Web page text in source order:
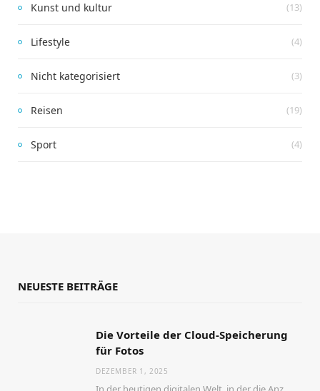
Kunst und kultur (13)
Lifestyle (4)
Nicht kategorisiert (3)
Reisen (19)
Sport (4)
NEUESTE BEITRÄGE
Die Vorteile der Cloud-Speicherung
für Fotos
DEZEMBER 1, 2025